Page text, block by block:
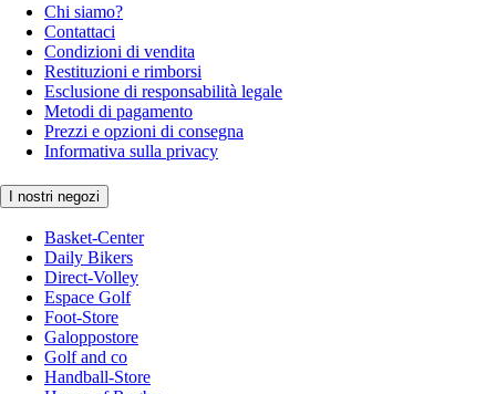
Chi siamo?
Contattaci
Condizioni di vendita
Restituzioni e rimborsi
Esclusione di responsabilità legale
Metodi di pagamento
Prezzi e opzioni di consegna
Informativa sulla privacy
I nostri negozi
Basket-Center
Daily Bikers
Direct-Volley
Espace Golf
Foot-Store
Galoppostore
Golf and co
Handball-Store